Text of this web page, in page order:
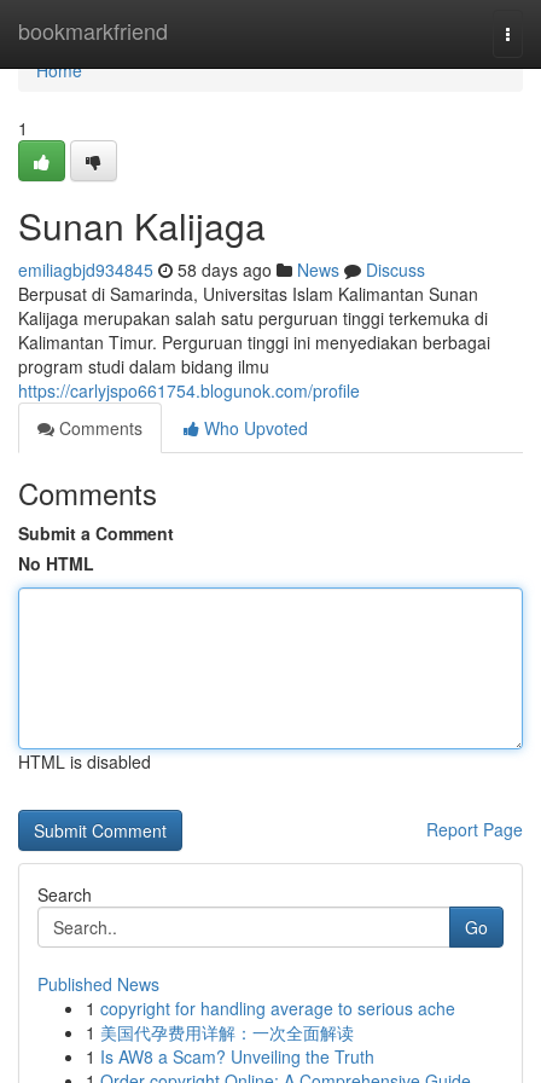
bookmarkfriend
Home
Home
1
Sunan Kalijaga
emiliagbjd934845 58 days ago News
Discuss
Berpusat di Samarinda, Universitas Islam Kalimantan Sunan
Kalijaga merupakan salah satu perguruan tinggi terkemuka di
Kalimantan Timur. Perguruan tinggi ini menyediakan berbagai
program studi dalam bidang ilmu
https://carlyjspo661754.blogunok.com/profile
Comments
Who Upvoted
Comments
Submit a Comment
No HTML
HTML is disabled
Report Page
Search
Go
Published News
1 copyright for handling average to serious ache
1 美国代孕费用详解：一次全面解读
1 Is AW8 a Scam? Unveiling the Truth